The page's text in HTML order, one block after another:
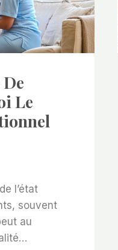
Le
l’état
souvent
au